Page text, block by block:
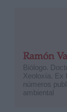
Ramón
Biólogo.
Xeoloxía. Ex
números
ambiental